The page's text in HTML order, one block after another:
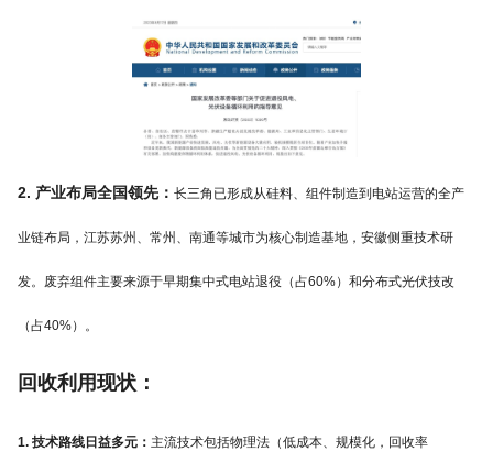
2. 产业布局全国领先： 长三角已形成从硅料、组件制造到电站运营的全产
业链布局，江苏苏州、常州、南通等城市为核心制造基地，安徽侧重技术研
发。废弃组件主要来源于早期集中式电站退役（占60%）和分布式光伏技改
（占40%）。
回收利用现状：
1. 技术路线日益多元： 主流技术包括物理法（低成本、规模化，回收率